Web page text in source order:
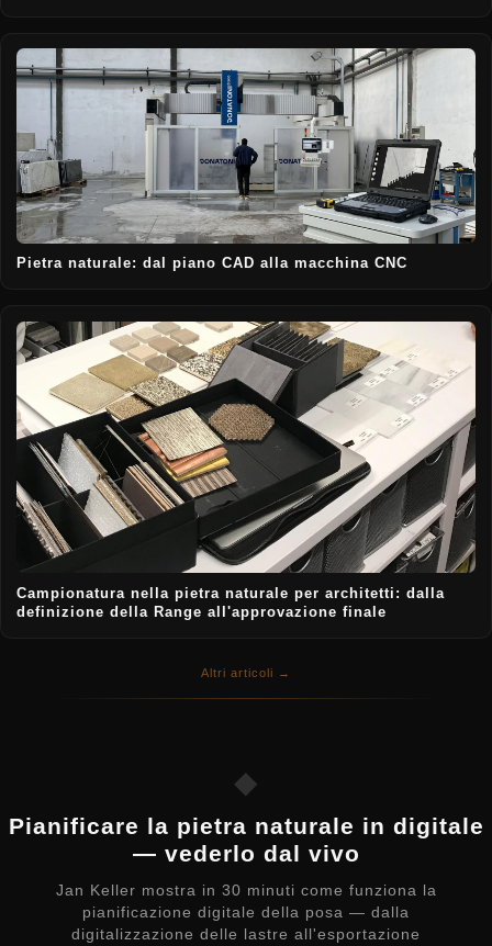
Pietra naturale: dal piano CAD alla macchina CNC
Campionatura nella pietra naturale per architetti: dalla
definizione della Range all'approvazione finale
Altri articoli →
◆
Pianificare la pietra naturale in digitale
— vederlo dal vivo
Jan Keller mostra in 30 minuti come funziona la
pianificazione digitale della posa — dalla
digitalizzazione delle lastre all'esportazione